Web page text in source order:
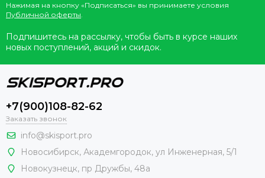
Нажимая на кнопку «Подписаться» вы принимаете условия
Публичной оферты.
Подпишитесь на рассылку, чтобы быть в курсе наших
новых поступлений, акций и скидок.
+7(900)108-82-62
Заказать звонок
info@skisport.pro
Новосибирск, Академгородок, ул Инженерная, 5/1
Новокузнецк, пр Дружбы, 48а